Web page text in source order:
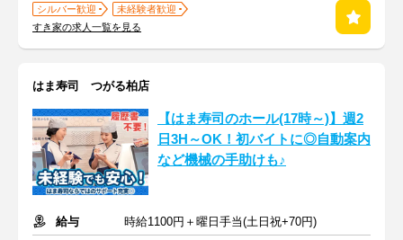
シルバー歓迎
未経験者歓迎
すき家の求人一覧を見る
はま寿司 つがる柏店
【はま寿司のホール(17時～)】週2
日3H～OK！初バイトに◎自動案内
など機械の手助けも♪
給与
時給1100円＋曜日手当(土日祝+70円)